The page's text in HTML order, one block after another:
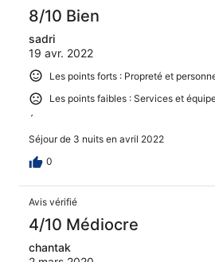
8/10 Bien
sadri
19 avr. 2022
Les points forts : Propreté et
Les points faibles : Services et
´
Séjour de 3 nuits en avril 2022
0
Avis vérifié
4/10 Médiocre
chantak